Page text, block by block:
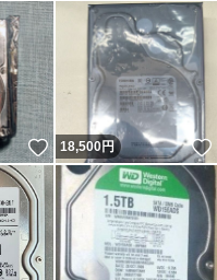
いいね！
18,500円